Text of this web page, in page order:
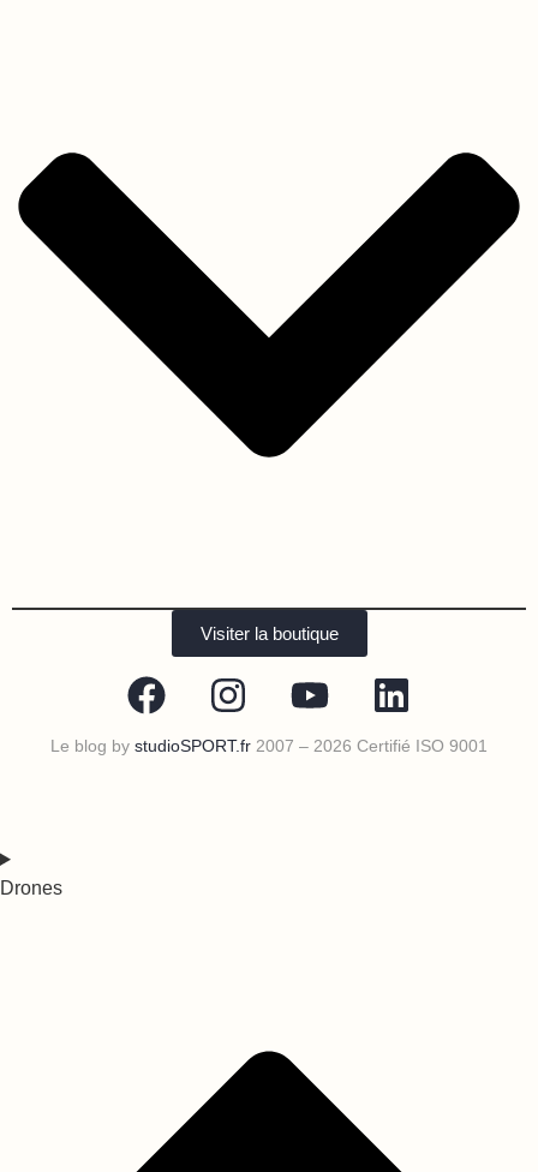
Visiter la boutique
Le blog by studioSPORT.fr 2007 – 2026 Certifié ISO 9001
Drones